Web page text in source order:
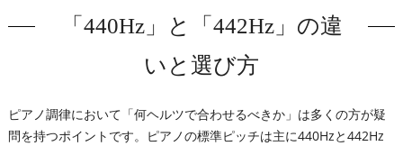
「440Hz」と「442Hz」の違
いと選び方
ピアノ調律において「何ヘルツで合わせるべきか」は多くの方が疑
問を持つポイントです。ピアノの標準ピッチは主に440Hzと442Hz